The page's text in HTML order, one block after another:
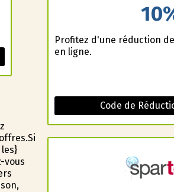
vous
Profitez d'une réduction
en ligne.
Code de